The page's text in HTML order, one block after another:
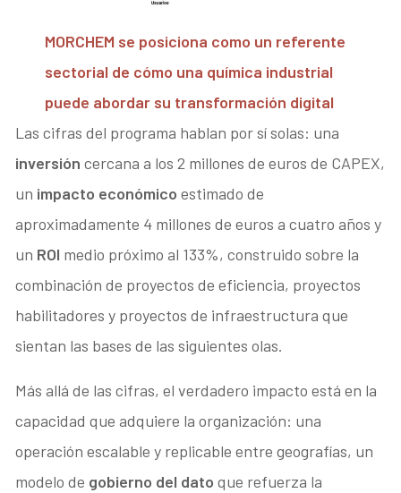
MORCHEM se posiciona como un referente
sectorial de cómo una química industrial
puede abordar su transformación digital
Las cifras del programa hablan por sí solas: una
inversióncercana a los 2 millones de euros de CAPEX,
un impacto económico estimado de
aproximadamente 4 millones de euros a cuatro años y
un ROI medio próximo al 133%, construido sobre la
combinación de proyectos de eficiencia, proyectos
habilitadores y proyectos de infraestructura que
sientan las bases de las siguientes olas.
Más allá de las cifras, el verdadero impacto está en la
capacidad que adquiere la organización: una
operación escalable y replicable entre geografías, un
modelo de gobierno del dato que refuerza la